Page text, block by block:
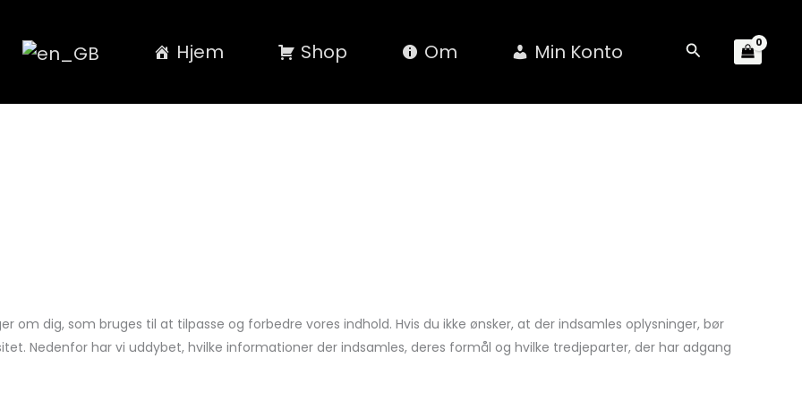
Hjem Shop Om Min Konto Søg
om dig, som bruges til at tilpasse og forbedre vores indhold. Hvis du ikke ønsker, at der indsamles oplysninger, bør
Nedenfor har vi uddybet, hvilke informationer der indsamles, deres formål og hvilke tredjeparter, der har adgang